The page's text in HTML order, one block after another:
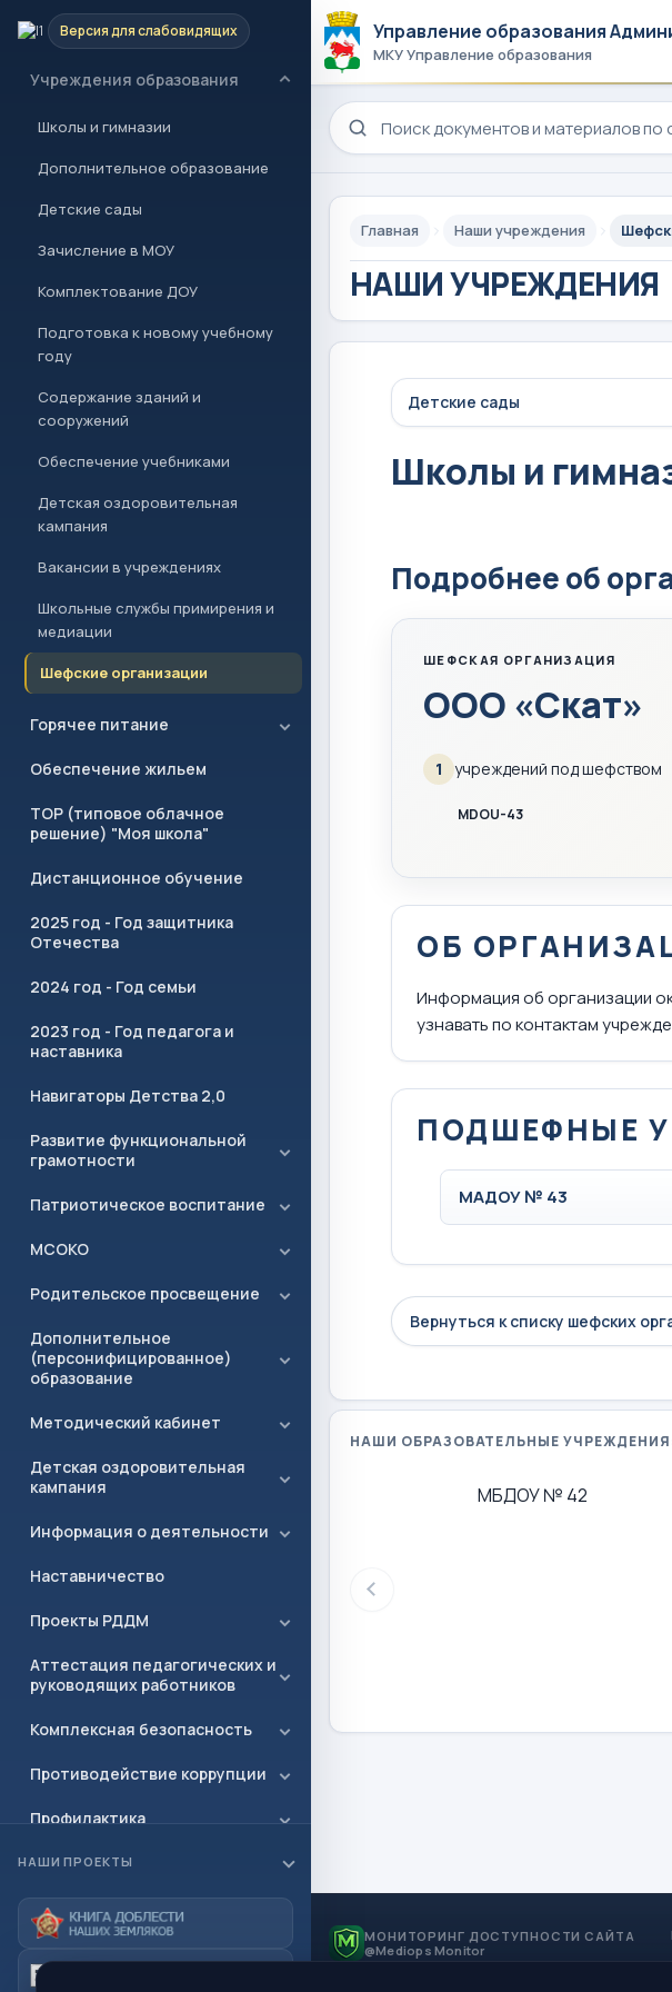
Версия для слабовидящих
Новости и проекты
Учреждения образования
Школы и гимназии
Дополнительное образование
Детские сады
Зачисление в МОУ
Комплектование ДОУ
Подготовка к новому учебному
году
Содержание зданий и
сооружений
Обеспечение учебниками
Детская оздоровительная
кампания
Вакансии в учреждениях
Школьные службы примирения и
медиации
Шефские организации
Горячее питание
Обеспечение жильем
ТОР (типовое облачное
решение) "Моя школа"
Дистанционное обучение
2025 год - Год защитника
Отечества
2024 год - Год семьи
2023 год - Год педагога и
наставника
Навигаторы Детства 2,0
Развитие функциональной
грамотности
Патриотическое воспитание
МСОКО
Родительское просвещение
Дополнительное
(персонифицированное)
образование
Методический кабинет
Детская оздоровительная
кампания
Информация о деятельности
Наставничество
Проекты РДДМ
Аттестация педагогических и
руководящих работников
Комплексная безопасность
Противодействие коррупции
Профилактика
Всероссийская олимпиада
ФГОС
Государственная итоговая
НАШИ ПРОЕКТЫ
Управление образования
МКУ Управление образования
Поиск по сайту
Главная Наши учреждения
НАШИ УЧРЕЖДЕНИЯ
Детские сады
Школы и
Подробнее об
ШЕФСКАЯ ОРГАНИЗАЦИЯ
ООО «Скат»
1 учреждений под шефством
MDOU-43
ОБ
Информация об организации
узнавать по контактам
ПОДШЕФНЫЕ
МАДОУ № 43
Вернуться к списку шефских
НАШИ ОБРАЗОВАТЕЛЬНЫЕ
МБДОУ № 42
МОНИТОРИНГ ДОСТУПНОСТИ САЙТА
@Mediops Monitor